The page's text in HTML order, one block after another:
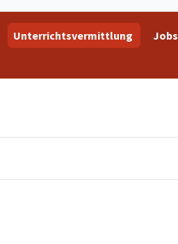
Unterrichtsvermittlung Jobs